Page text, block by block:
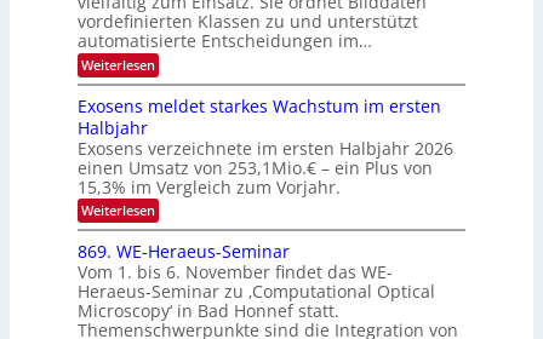
p
e
c
t
r
h
T
a
l
k
e
r
V
S
O
N
2
0
2
6
d
e
n
vordefinierten Klassen zu und unterstützt
automatisierte Entscheidungen im…
Weiterlesen:
W
n
d
i
e
K
I
m
i
t
d
e
n
k
Exosens meldet starkes Wachstum im ersten
Halbjahr
Exosens verzeichnete im ersten Halbjahr 2026
einen Umsatz von 253,1Mio.€ – ein Plus von
15,3% im Vergleich zum Vorjahr.
Weiterlesen:
E
x
o
s
e
n
s
869. WE-Heraeus-Seminar
Vom 1. bis 6. November findet das WE-
Heraeus-Seminar zu ‚Computational Optical
Microscopy‘ in Bad Honnef statt.
Themenschwerpunkte sind die Integration von